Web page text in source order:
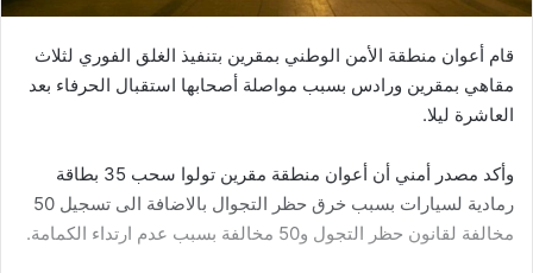
قام أعوان منطقة الأمن الوطني بمقرين بتنفيذ الغلق الفوري لثلاث
مقاهي بمقرين ورادس بسبب مواصلة أصحابها استقبال الحرفاء بعد
العاشرة ليلا.
وأكد مصدر أمني أن أعوان منطقة مقرين تولوا سحب 35 بطاقة
رمادية لسيارات بسبب خرق حظر التجوال بالاضافة الى تسجيل 50
مخالفة لقانون حظر التجول و50 مخالفة بسبب عدم ارتداء الكمامة.